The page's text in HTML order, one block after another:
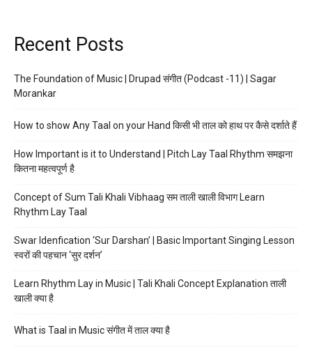
Recent Posts
The Foundation of Music | Drupad संगीत (Podcast -11) | Sagar
Morankar
How to show Any Taal on your Hand किसी भी ताल को हाथ पर कैसे दर्शाते हैं
How Important is it to Understand | Pitch Lay Taal Rhythm समझना
कितना महत्वपूर्ण है
Concept of Sum Tali Khali Vibhaag सम ताली खाली विभाग Learn
Rhythm Lay Taal
Swar Idenfication ‘Sur Darshan’ | Basic Important Singing Lesson
स्वरों की पहचान ‘सुर दर्शन’
Learn Rhythm Lay in Music | Tali Khali Concept Explanation ताली
खाली क्या है
What is Taal in Music संगीत में ताल क्या है